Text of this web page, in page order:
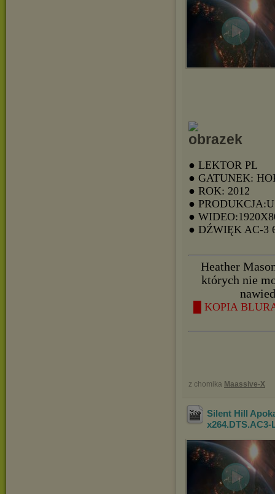
● LEKTOR PL
● GATUNEK:
● ROK: 2012
●
●
● DŹWIĘK AC-3
Heather
których nie
█ KOPIA
z chomika Maassive-X
Silent Hill
x264.DTS.AC3-